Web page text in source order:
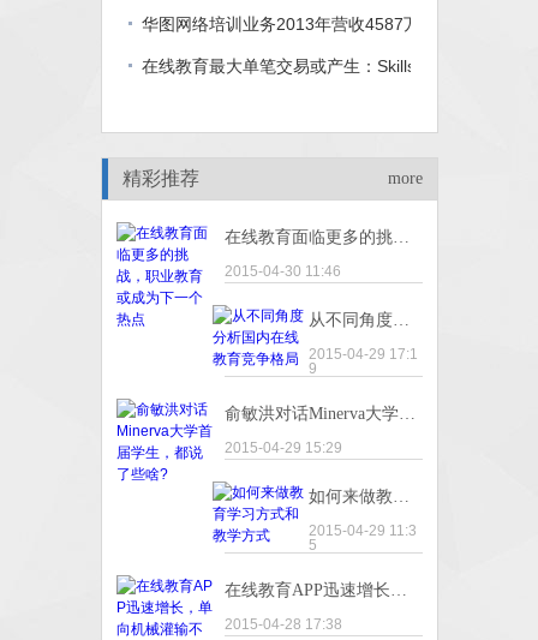
华图网络培训业务2013年营收4587万，占比近5%
在线教育最大单笔交易或产生：Skillsoft欲20亿美元
more
精彩推荐
2015-04-30 11:46
2015-04-29 17:1
9
2015-04-29 15:29
2015-04-29 11:3
5
2015-04-28 17:38